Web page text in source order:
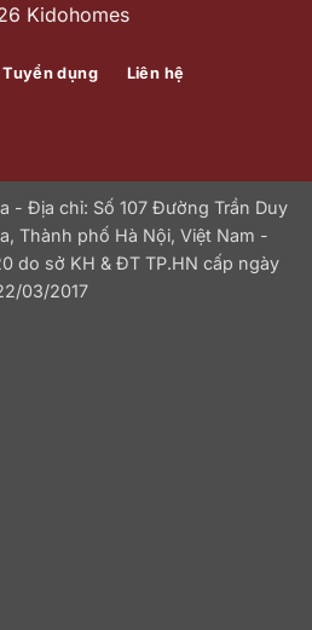
Kidohomes
Tuyển dụng Liên hệ
- Địa chỉ: Số 107 Đường Trần Duy
Thành phố Hà Nội, Việt Nam -
do sở KH & ĐT TP.HN cấp ngày
03/2017